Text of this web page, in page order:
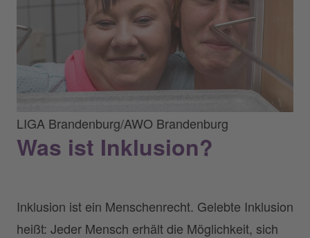
LIGA Brandenburg/AWO Brandenburg
Was ist Inklusion?
Inklusion ist ein Menschenrecht. Gelebte Inklusion
heißt: Jeder Mensch erhält die Möglichkeit, sich